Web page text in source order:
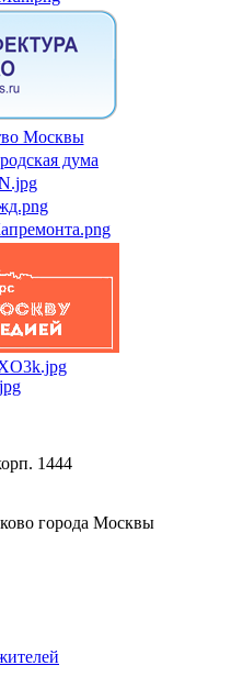
1444
города Москвы